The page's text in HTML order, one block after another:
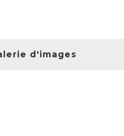
d'images